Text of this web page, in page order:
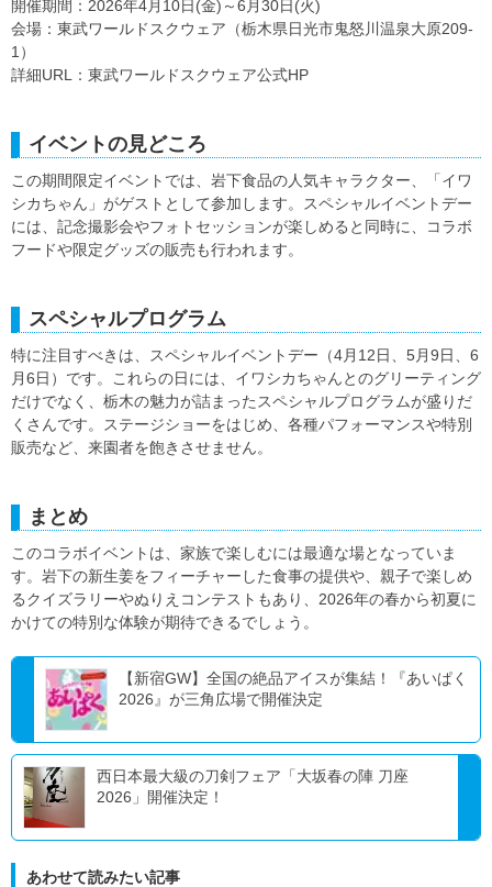
開催期間：2026年4月10日(金)～6月30日(火)
会場：東武ワールドスクウェア（栃木県日光市鬼怒川温泉大原209-
1）
詳細URL：東武ワールドスクウェア公式HP
イベントの見どころ
この期間限定イベントでは、岩下食品の人気キャラクター、「イワ
シカちゃん」がゲストとして参加します。スペシャルイベントデー
には、記念撮影会やフォトセッションが楽しめると同時に、コラボ
フードや限定グッズの販売も行われます。
スペシャルプログラム
特に注目すべきは、スペシャルイベントデー（4月12日、5月9日、6
月6日）です。これらの日には、イワシカちゃんとのグリーティング
だけでなく、栃木の魅力が詰まったスペシャルプログラムが盛りだ
くさんです。ステージショーをはじめ、各種パフォーマンスや特別
販売など、来園者を飽きさせません。
まとめ
このコラボイベントは、家族で楽しむには最適な場となっていま
す。岩下の新生姜をフィーチャーした食事の提供や、親子で楽しめ
るクイズラリーやぬりえコンテストもあり、2026年の春から初夏に
かけての特別な体験が期待できるでしょう。
【新宿GW】全国の絶品アイスが集結！『あいぱく
2026』が三角広場で開催決定
西日本最大級の刀剣フェア「大坂春の陣 刀座
2026」開催決定！
あわせて読みたい記事